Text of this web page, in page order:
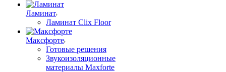
Ламинат
Ламинат Clix Floor
Максфорте
Готовые решения
Звукоизоляционные
материалы Maxforte